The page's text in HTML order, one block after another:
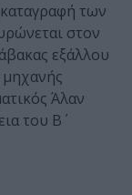
των
στον
εξάλλου
μηχανής
Άλαν
του Β΄